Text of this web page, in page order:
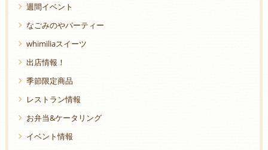
週間イベント
なごみのやパーティー
whimiliaスイーツ
出店情報！
季節限定商品
レストラン情報
お弁当&ケータリング
イベント情報